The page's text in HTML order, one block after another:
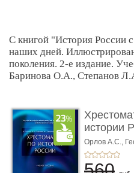
С книгой "История России
наших дней.
поколения. 2-е издание.
Баринова О.А., Степанов
истории
Учебное
Орлов А.С.,
Сивохина Т.А.